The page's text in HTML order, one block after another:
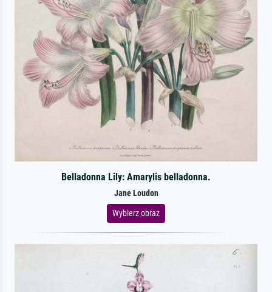
Belladonna Lily: Amarylis belladonna.
Jane Loudon
Wybierz obraz